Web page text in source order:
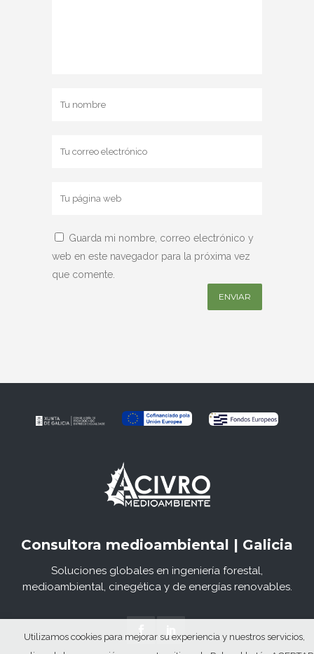
Guarda mi nombre, correo electrónico y
web en este navegador para la próxima vez
que comente.
Consultora medioambiental | Galicia
Soluciones globales en ingeniería forestal,
medioambiental, cinegética y de energías renovables.
Utilizamos cookies para mejorar su experiencia y nuestros servicios,